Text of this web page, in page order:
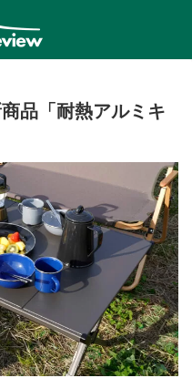
品「耐熱アルミキ